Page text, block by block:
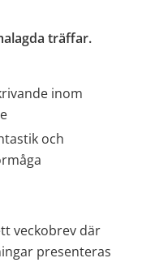
träffar.
inom
och
veckobrev där
presenteras